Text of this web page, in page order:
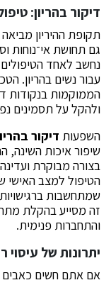
דיקור בהריון:
תקופת ההיריון מביאה
גם תחושת אי־נוחות
נחשב לאחד הטיפולים
עבור נשים בהריון.
הממוקמות בנקודות
ולהקל על תסמינים
השפעות דיקור
שיפור איכות השינה,
בצורה מבוקרת
הטיפול למצב
שמתחשבות
זה מסייע בהקלת
והתחברות פנימית.
יתרונות של עיסוי
אם אתם חשים כאבים